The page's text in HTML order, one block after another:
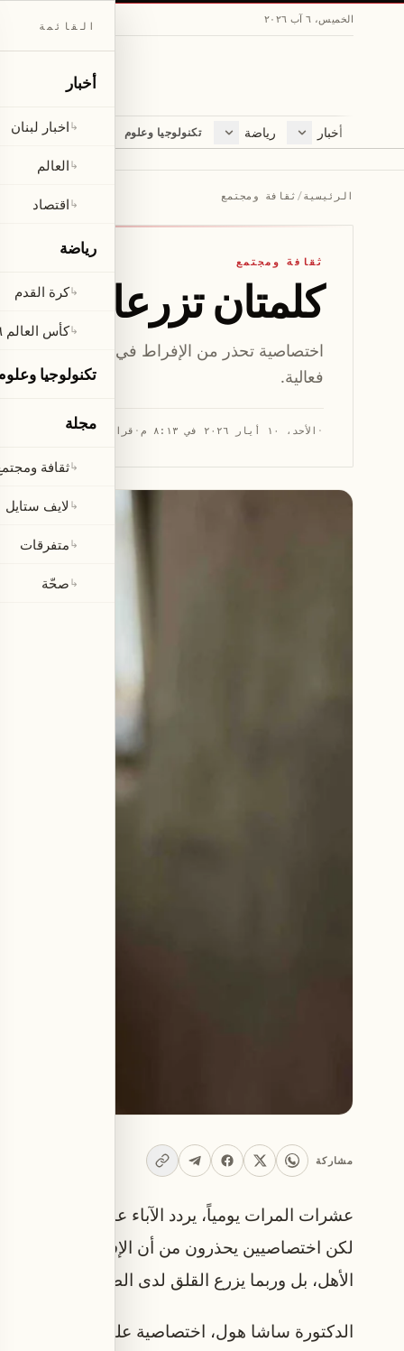
الخميس، ٦ آب ٢٠٢٦
أخبار
اخبار لبنان
رياضة
كرة القدم
تكنولوجيا وعلوم مجلة
ثقافة ومجتمع
لايف ستايل
الرئيسية/ ثقافة ومجتمع
ثقافة ومجتمع
كلمتان تزرعان
اختصاصية تحذر من الإفراط في استخدام عبارتي
فعالية.
· الأحد، ١٠ أيار ٢٠٢٦ في ٨:١٣ م · قراءة 1 دقيقة
مشاركة
عشرات المرات يومياً، يردد الآباء عبارتي "انتبه"
لكن اختصاصيين يحذرون من أن الإفراط في استخدام
الأهل، بل وربما يزرع القلق لدى الطفل.
الدكتورة ساشا هول، اختصاصية علم نفس الطفل
القائمة
أخبار
↳اخبار لبنان
↳العالم
↳اقتصاد
رياضة
↳كرة القدم
↳كأس العالم ٢٠٢٦
تكنولوجيا
مجلة
↳ثقافة
↳ لايف ستايل
↳متفرقات
↳صحّة